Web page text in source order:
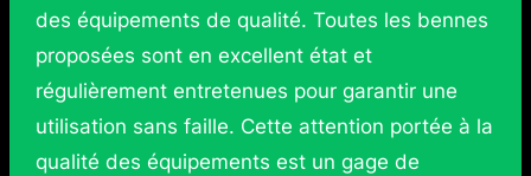
des équipements de qualité. Toutes les bennes
proposées sont en excellent état et
régulièrement entretenues pour garantir une
utilisation sans faille. Cette attention portée à la
qualité des équipements est un gage de